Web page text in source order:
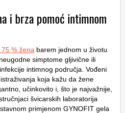
i brza pomoć intimnom
% žena barem jednom u životu
simptome gljivične ili
intimnog područja. Vođeni
koja kažu da žene
učinkovito i, što je najvažnije,
stručnjaci švicarskih laboratorija
primjenom GYNOFIT gela